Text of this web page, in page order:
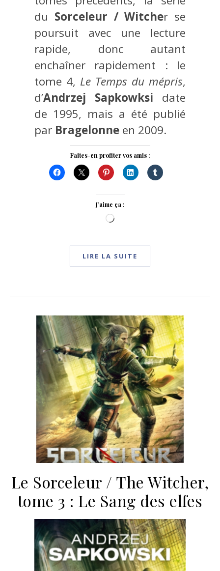
du Sorceleur / Witcher se
poursuit avec une lecture
rapide, donc autant
enchaîner rapidement : le
tome 4, Le Temps du mépris,
d’Andrzej Sapkowksi date
de 1995, mais a été publié
par Bragelonne en 2009.
Faites-en profiter vos amis :
J’aime ça :
Chargement…
LIRE LA SUITE
Le Sorceleur / The Witcher,
tome 3 : Le Sang des elfes